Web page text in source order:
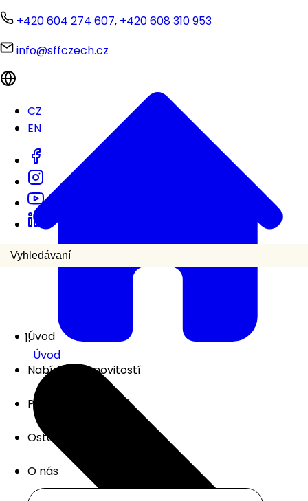
+420 604 274 607, +420 608 310 953
info@sffczech.cz
CZ
EN
Úvod
Nabídka nemovitostí
Prodej nemovitostí
Ostatní služby
O nás
Úvod